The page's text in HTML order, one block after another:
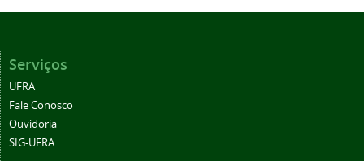
Serviços
UFRA
Fale Conosco
Ouvidoria
SIG-UFRA